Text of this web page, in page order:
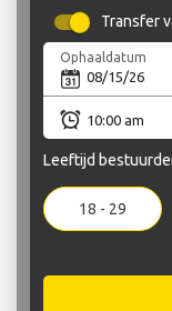
Transfer
Ophaaldatum
Leeftijd
18 - 29